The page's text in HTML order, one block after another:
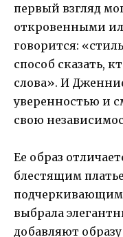
первый взгляд
откровенными
говорится:
способ сказать,
слова». И
уверенностью и
свою
Ее образ
блестящим
выбрала
добавляют